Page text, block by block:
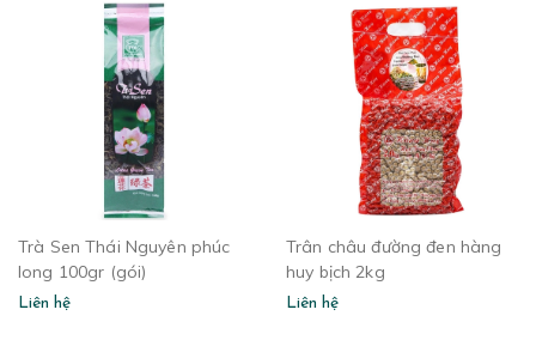
Trà Sen Thái Nguyên phúc
long 100gr (gói)
Liên hệ
Trân châu đường đen hàng
huy bịch 2kg
Liên hệ